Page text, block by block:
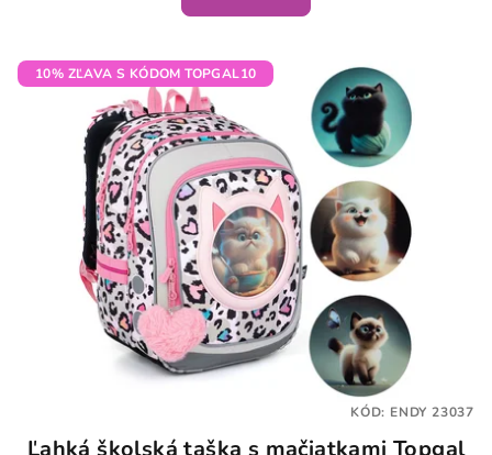
10% ZĽAVA S KÓDOM TOPGAL10
KÓD: ENDY 23037